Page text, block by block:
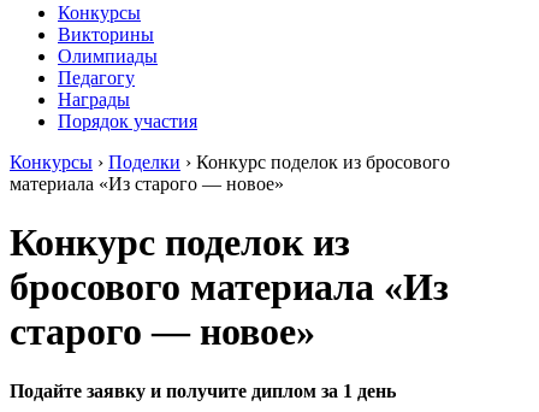
Конкурсы
Викторины
Олимпиады
Педагогу
Награды
Порядок участия
Конкурсы › Поделки › Конкурс поделок из бросового
материала «Из старого — новое»
Конкурс поделок из
бросового материала «Из
старого — новое»
Подайте заявку и получите диплом за 1 день